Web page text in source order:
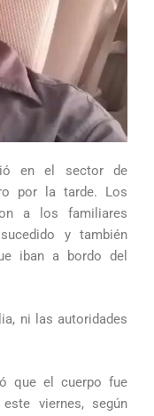
en el sector de
por la tarde. Los
a los familiares
y también
iban a bordo del
ni las autoridades
que el cuerpo fue
viernes, según